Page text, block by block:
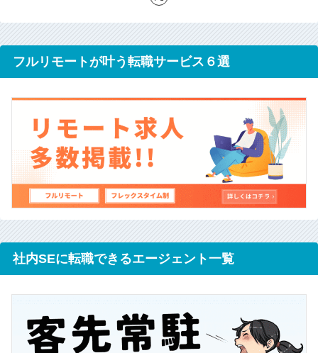
フルリモートが叶う転職サービス６選
社内SEに転職できるエージェント一覧